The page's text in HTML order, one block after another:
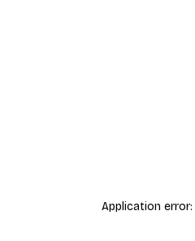
Application